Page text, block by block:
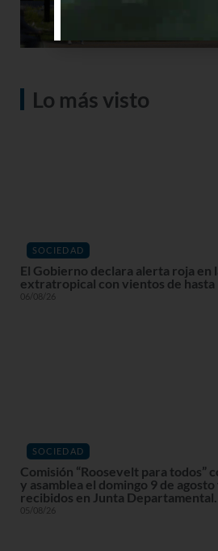
Lo más visto
SOCIEDAD
El Gobierno declara alerta roja en
extratropical con vientos de hasta
06/08/26
SOCIEDAD
Comisión “Roosevelt para todos”
y asamblea el domingo 9 de
recibidos en Junta
05/08/26